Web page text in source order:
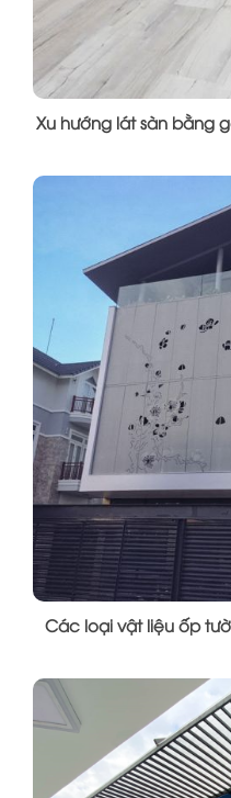
Xu hướng lát sàn bằng
Các loại vật liệu ốp